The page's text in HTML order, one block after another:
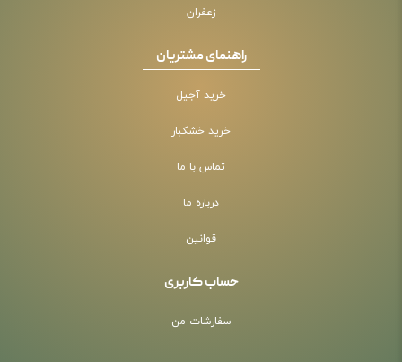
زعفران
راهنمای مشتریان
خرید آجیل
خرید خشکبار
تماس با ما
درباره ما
قوانین
حساب کاربری
سفارشات من